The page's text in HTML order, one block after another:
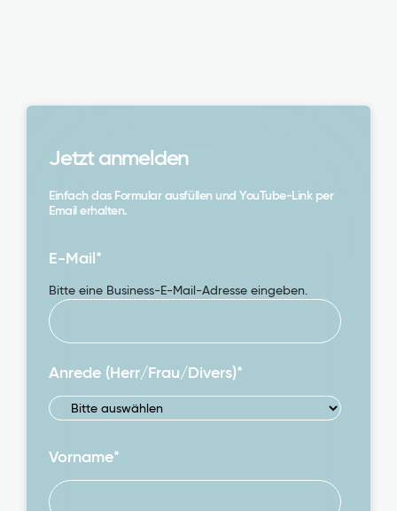
Jetzt anmelden
Einfach das Formular ausfüllen und YouTube-Link per
Email erhalten.
E-Mail*
Bitte eine Business-E-Mail-Adresse eingeben.
Anrede (Herr/Frau/Divers)*
Vorname*